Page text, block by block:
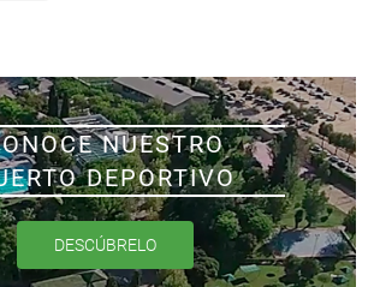
NUESTRO
DEPORTIVO
DESCÚBRELO